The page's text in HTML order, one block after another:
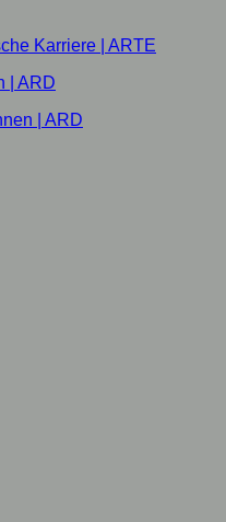
Karriere | ARTE⁠
| ARD⁠
| ARD⁠